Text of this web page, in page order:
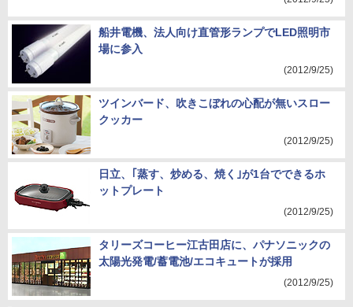
船井電機、法人向け直管形ランプでLED照明市
場に参入
(2012/9/25)
ツインバード、吹きこぼれの心配が無いスロー
クッカー
(2012/9/25)
日立、｢蒸す、炒める、焼く｣が1台でできるホ
ットプレート
(2012/9/25)
タリーズコーヒー江古田店に、パナソニックの
太陽光発電/蓄電池/エコキュートが採用
(2012/9/25)